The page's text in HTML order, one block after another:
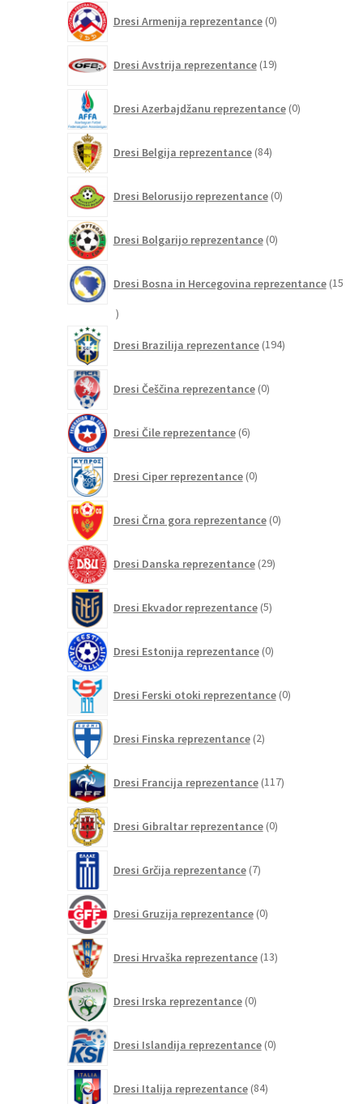
Dresi Armenija reprezentance 0izdelkov
Dresi Avstrija reprezentance 19izdelkov
Dresi Azerbajdžanu reprezentance 0izdelkov
Dresi Belgija reprezentance 84izdelkov
Dresi Belorusijo reprezentance 0izdelkov
Dresi Bolgarijo reprezentance 0izdelkov
Dresi Bosna in Hercegovina reprezentance 15
15
Dresi Brazilija reprezentance 194izdelkov
Dresi Češčina reprezentance 0izdelkov
Dresi Čile reprezentance 6izdelkov
Dresi Ciper reprezentance 0izdelkov
Dresi Črna gora reprezentance 0izdelkov
Dresi Danska reprezentance 29izdelkov
Dresi Ekvador reprezentance 5izdelkov
Dresi Estonija reprezentance 0izdelkov
Dresi Ferski otoki reprezentance 0izdelkov
Dresi Finska reprezentance 2izdelka
Dresi Francija reprezentance 117izdelkov
Dresi Gibraltar reprezentance 0izdelkov
Dresi Grčija reprezentance 7izdelkov
Dresi Gruzija reprezentance 0izdelkov
Dresi Hrvaška reprezentance 13izdelkov
Dresi Irska reprezentance 0izdelkov
Dresi Islandija reprezentance 0izdelkov
Dresi Italija reprezentance 84izdelkov